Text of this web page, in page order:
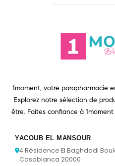
1moment, votre parapharmacie
Explorez notre sélection de
être. Faites confiance à
YACOUB EL MANSOUR
4 Résidence El Baghdadi
Casablanca 20000